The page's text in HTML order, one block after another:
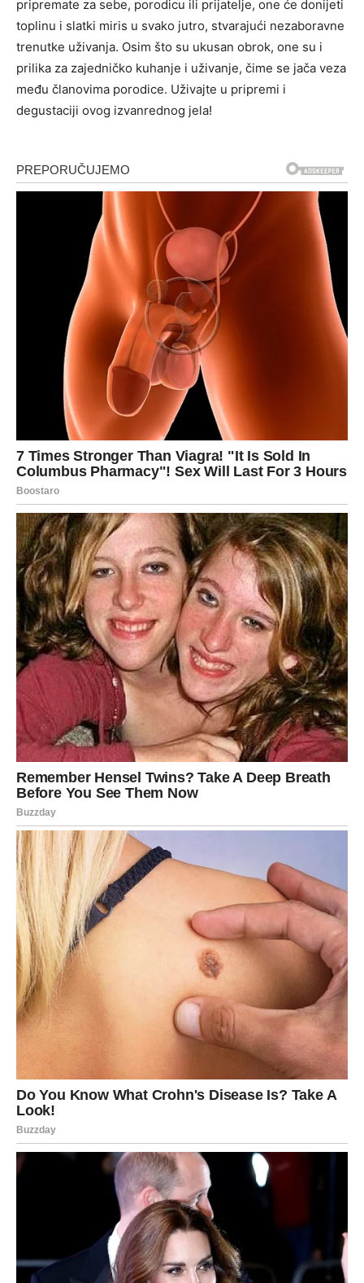
pripremate za sebe, porodicu ili prijatelje, one će donijeti
toplinu i slatki miris u svako jutro, stvarajući nezaboravne
trenutke uživanja. Osim što su ukusan obrok, one su i
prilika za zajedničko kuhanje i uživanje, čime se jača veza
među članovima porodice. Uživajte u pripremi i
degustaciji ovog izvanrednog jela!